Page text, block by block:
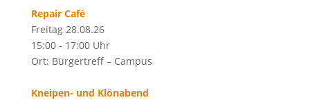
Repair Café
Freitag 28.08.26
15:00 - 17:00 Uhr
Ort: Bürgertreff – Campus
Kneipen- und Klönabend